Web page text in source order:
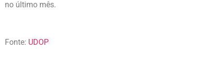
no último mês.
Fonte: UDOP